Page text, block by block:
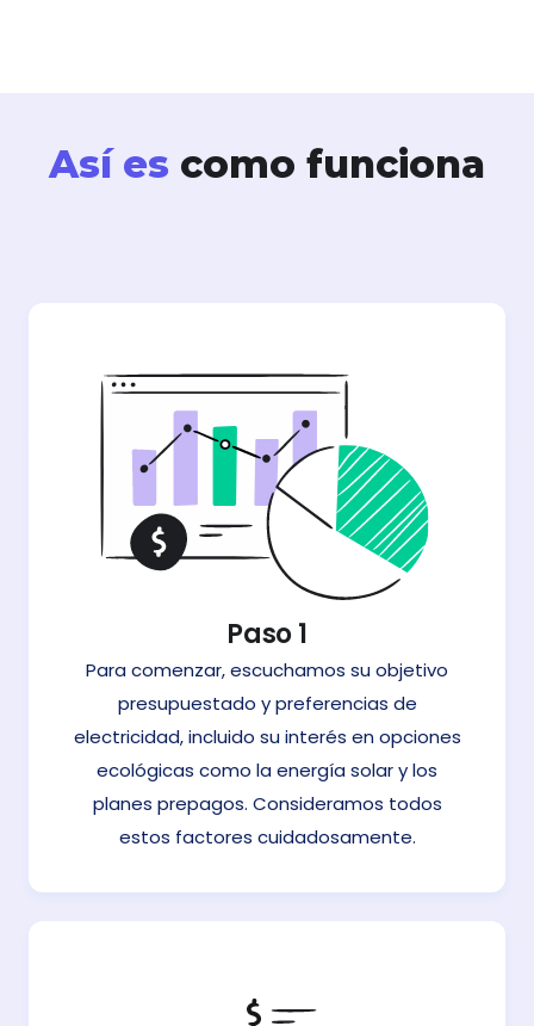
Así es como funciona
Paso 1
Para comenzar, escuchamos su objetivo
presupuestado y preferencias de
electricidad, incluido su interés en opciones
ecológicas como la energía solar y los
planes prepagos. Consideramos todos
estos factores cuidadosamente.